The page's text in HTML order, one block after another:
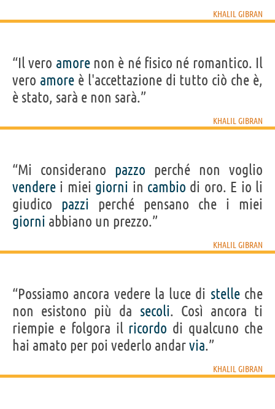
KHALIL GIBRAN
“Il vero amorenon è né fisico né romantico. Il
vero amoreè l'accettazione di tutto ciò che è,
è stato, sarà e non sarà.”
KHALIL GIBRAN
“Mi considerano pazzo perché non voglio
vendere i miei giorni in cambio di oro. E io li
giudico pazzi perché pensano che i miei
giorni abbiano un prezzo.”
KHALIL GIBRAN
“Possiamo ancora vedere la luce di stelleche
non esistono più da secoli. Così ancora ti
riempie e folgora il ricordo di qualcuno che
hai amato per poi vederlo andarvia.”
KHALIL GIBRAN